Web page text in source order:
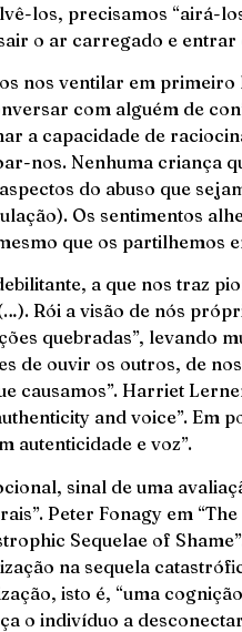
los, precisamos “airá-
o ar carregado e entrar
nos ventilar em
com alguém de
a capacidade de
nos. Nenhuma criança
do abuso que
Os sentimentos
que os partilhemos
a que nos traz
Rói a visão de nós
quebradas”, levando
de ouvir os outros, de
causamos”. Harriet
and voice”. Em
autenticidade e voz”.
sinal de uma
Peter Fonagy em
Sequelae of
na sequela
isto é, “uma
o indivíduo a